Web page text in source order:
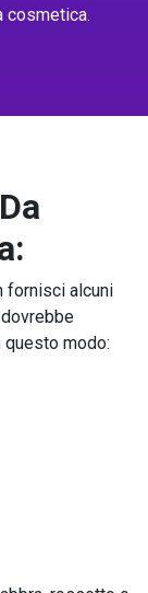
cosmetica.
fornisci alcuni
modo: